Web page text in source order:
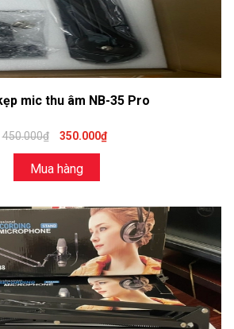
mic thu âm NB-35 Pro
450.000₫ 350.000₫
Mua hàng